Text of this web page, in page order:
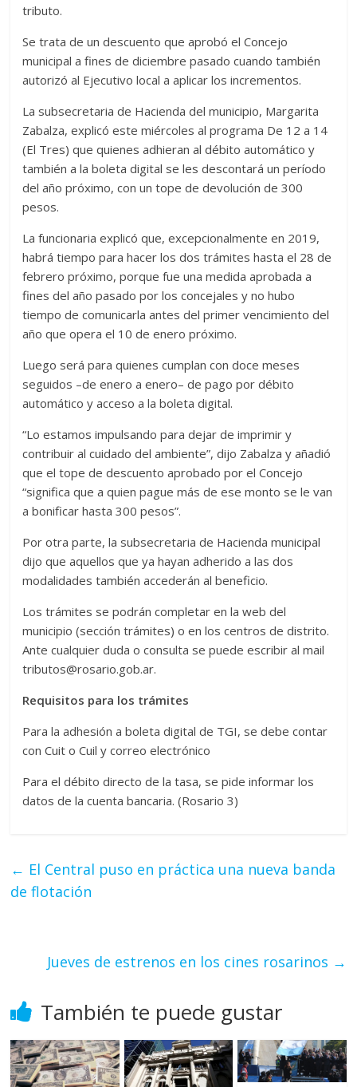
tributo.
Se trata de un descuento que aprobó el Concejo
municipal a fines de diciembre pasado cuando también
autorizó al Ejecutivo local a aplicar los incrementos.
La subsecretaria de Hacienda del municipio, Margarita
Zabalza, explicó este miércoles al programa De 12 a 14
(El Tres) que quienes adhieran al débito automático y
también a la boleta digital se les descontará un período
del año próximo, con un tope de devolución de 300
pesos.
La funcionaria explicó que, excepcionalmente en 2019,
habrá tiempo para hacer los dos trámites hasta el 28 de
febrero próximo, porque fue una medida aprobada a
fines del año pasado por los concejales y no hubo
tiempo de comunicarla antes del primer vencimiento del
año que opera el 10 de enero próximo.
Luego será para quienes cumplan con doce meses
seguidos –de enero a enero– de pago por débito
automático y acceso a la boleta digital.
“Lo estamos impulsando para dejar de imprimir y
contribuir al cuidado del ambiente”, dijo Zabalza y añadió
que el tope de descuento aprobado por el Concejo
“significa que a quien pague más de ese monto se le van
a bonificar hasta 300 pesos”.
Por otra parte, la subsecretaria de Hacienda municipal
dijo que aquellos que ya hayan adherido a las dos
modalidades también accederán al beneficio.
Los trámites se podrán completar en la web del
municipio (sección trámites) o en los centros de distrito.
Ante cualquier duda o consulta se puede escribir al mail
tributos@rosario.gob.ar.
Requisitos para los trámites
Para la adhesión a boleta digital de TGI, se debe contar
con Cuit o Cuil y correo electrónico
Para el débito directo de la tasa, se pide informar los
datos de la cuenta bancaria. (Rosario 3)
← El Central puso en práctica una nueva banda
de flotación
Jueves de estrenos en los cines rosarinos →
También te puede gustar